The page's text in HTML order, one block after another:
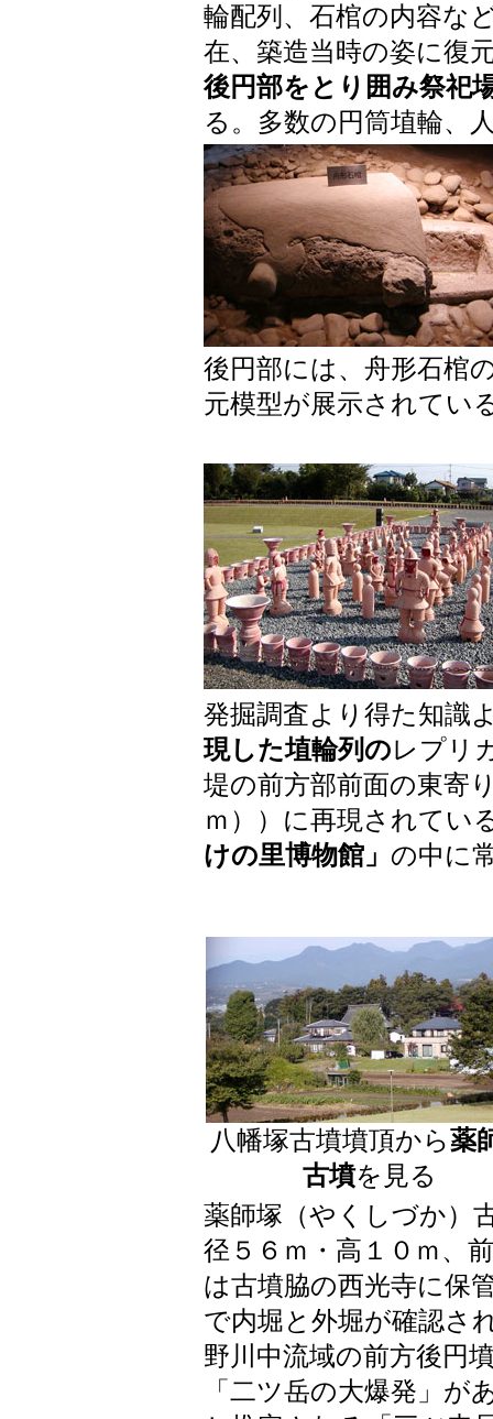
輪配列、石棺の内容な
在、築造当時の姿に復
後円部をとり囲み祭祀
る。多数の円筒埴輪、
後円部には、舟形石棺
元模型が展示されてい
発掘調査より得た知識
現した埴輪列のレプリ
堤の前方部前面の東寄
ｍ））に再現されてい
けの里博物館」 の中に
八幡塚古墳墳頂から薬
古墳を見る
薬師塚（やくしづか）
径５６ｍ・高１０ｍ、
は古墳脇の西光寺に保
で内堀と外堀が確認さ
野川中流域の前方後円
「二ツ岳の大爆発」が